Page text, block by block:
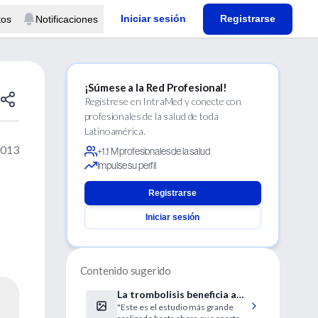
Notificaciones Iniciar sesión Registrarse
¡Súmese a la Red Profesional!
Regístrese en IntraMed y conecte con
profesionales de la salud de toda
Latinoamérica.
+1.1 M profesionales de la salud
Impulse su perfil
Registrarse
Iniciar sesión
Contenido sugerido
La trombolisis beneficia a
pacientes que despiertan
"Este es el estudio más grande